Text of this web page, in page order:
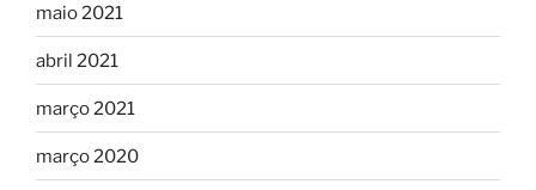
maio 2021
abril 2021
março 2021
março 2020